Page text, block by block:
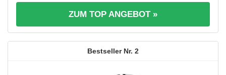
ZUM TOP ANGEBOT »
2